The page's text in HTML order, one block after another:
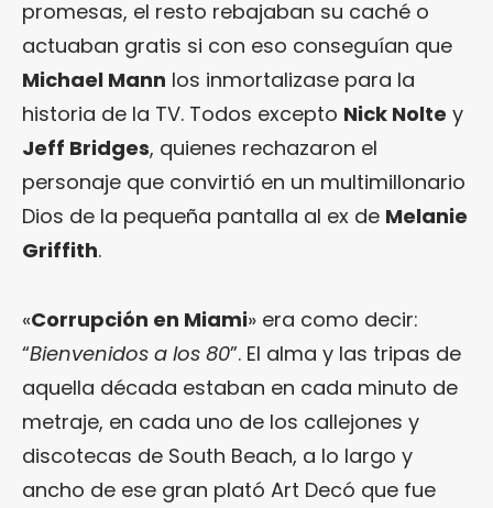
promesas, el resto rebajaban su caché o
actuaban gratis si con eso conseguían que
Michael Mann los inmortalizase para la
historia de la TV. Todos excepto Nick Nolte y
Jeff Bridges, quienes rechazaron el
personaje que convirtió en un multimillonario
Dios de la pequeña pantalla al ex de Melanie
Griffith.
«Corrupción en Miami» era como decir:
“Bienvenidos a los 80”. El alma y las tripas de
aquella década estaban en cada minuto de
metraje, en cada uno de los callejones y
discotecas de South Beach, a lo largo y
ancho de ese gran plató Art Decó que fue